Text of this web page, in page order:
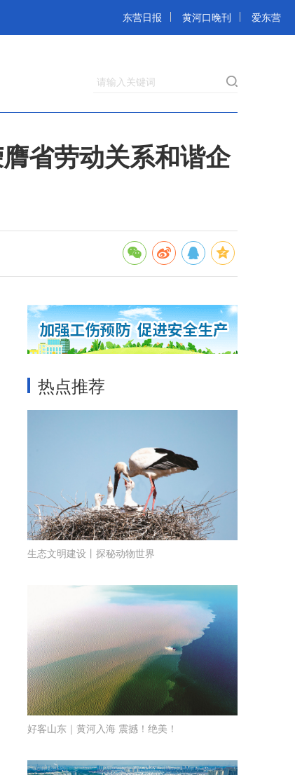
东营日报 黄河口晚刊 爱东营
请输入关键词
省劳动关系和谐企
热点推荐
生态文明建设丨探秘动物世界
好客山东｜黄河入海 震撼！绝美！